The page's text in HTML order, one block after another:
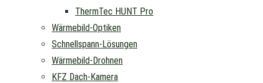
ThermTec HUNT Pro
Wärmebild-Optiken
Schnellspann-Lösungen
Wärmebild-Drohnen
KFZ Dach-Kamera